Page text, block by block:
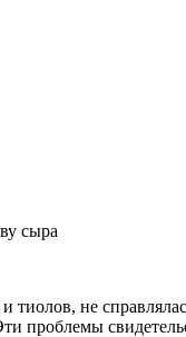
сыра
тиолов, не
проблемы